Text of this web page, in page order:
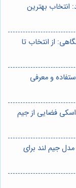
انتخاب بهترین
از انتخاب تا
و معرفی
فضایی از جیم
جیم لند برای